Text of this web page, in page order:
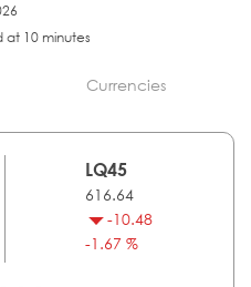
at 10 minutes
Currencies
LQ45
616.64
-10.48
-1.67 %